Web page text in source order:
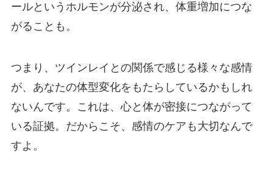
ールというホルモンが分泌され、体重増加につな
がることも。
つまり、ツインレイとの関係で感じる様々な感情
が、あなたの体型変化をもたらしているかもしれ
ないんです。これは、心と体が密接につながって
いる証拠。だからこそ、感情のケアも大切なんで
すよ。